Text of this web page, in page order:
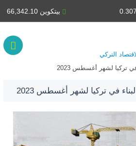
بيتكوين 66,342.10
التركي
تركيا لشهر أغسطس 2023
في تركيا لشهر أغسطس 2023